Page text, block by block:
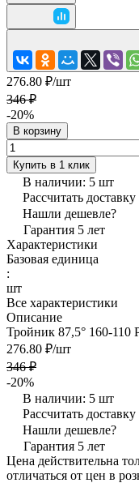
276.80 ₽/шт
346 ₽
-20%
В корзину
Купить в 1 клик
В наличии: 5 шт
Рассчитать доставку
Нашли дешевле?
Гарантия 5 лет
Характеристики
Базовая единица
:
шт
Все характеристики
Описание
Тройник 87,5° 160-
276.80 ₽/шт
346 ₽
-20%
В наличии: 5 шт
Рассчитать доставку
Нашли дешевле?
Гарантия 5 лет
Цена действительна
отличаться от цен в